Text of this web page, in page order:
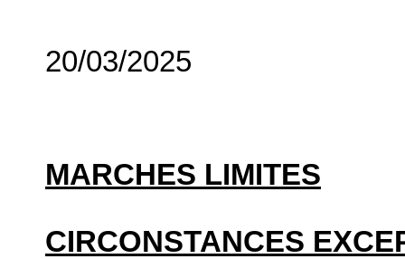
20/03/2025
MARCHES LIMITES
CIRCONSTANCES